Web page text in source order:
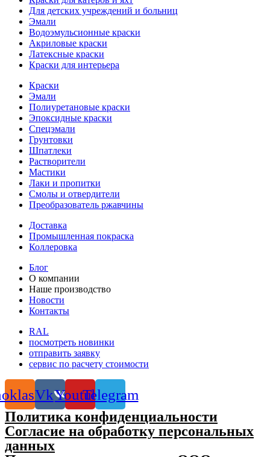
Для детских учреждений и больниц
Эмали
Водоэмульсионные краски
Акриловые краски
Латексные краски
Краски для интерьера
Краски
Эмали
Полиуретановые краски
Эпоксидные краски
Спецэмали
Грунтовки
Шпатлеки
Растворители
Мастики
Лаки и пропитки
Смолы и отвердители
Преобразователь ржавчины
Доставка
Промышленная покраска
Коллеровка
Блог
О компании
Наше производство
Новости
Контакты
RAL
посмотреть новинки
отправить заявку
сервис по расчету стоимости
VkYoutubeTelegram
Политика конфиденциальности
Согласие на обработку персональных
данных